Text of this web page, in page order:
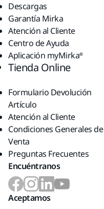
Descargas
Garantía Mirka
Atención al Cliente
Centro de Ayuda
Aplicación myMirka®
Tienda Online
Formulario Devolución
Artículo
Atención al Cliente
Condiciones Generales de
Venta
Preguntas Frecuentes
Encuéntranos
Aceptamos